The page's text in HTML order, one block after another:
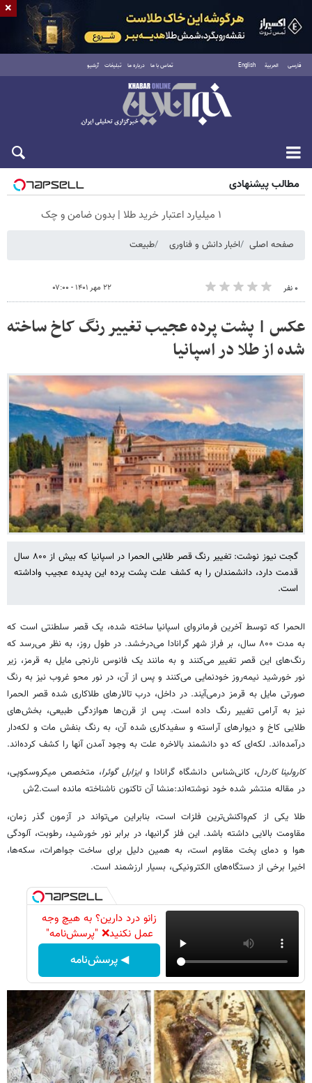
فارسی العربية English تماس با ما درباره ما تبلیغات آرشیو
پنجشنبه ۱۵ مرداد ۱۴۰۵
مطالب پیشنهادی
۱ میلیارد اعتبار خرید طلا | بدون ضامن و چک
صفحه اصلی اخبار دانش و فناوری طبیعت
۰ نفر ۲۲ مهر ۱۴۰۱ - ۰۷:۰۰
عکس | پشت پرده عجیب تغییر رنگ کاخ ساخته
شده از طلا در اسپانیا
گجت نیوز نوشت: تغییر رنگ قصر طلایی الحمرا در اسپانیا که بیش از ۸۰۰ سال
قدمت دارد، دانشمندان را به کشف علت پشت پرده این پدیده عجیب واداشته
است.
الحمرا که توسط آخرین فرمانروای اسپانیا ساخته شده، یک قصر سلطنتی است که
به مدت ۸۰۰ سال، بر فراز شهر گرانادا می‌درخشد. در طول روز، به نظر می‌رسد که
رنگ‌های این قصر تغییر می‌کنند و به مانند یک فانوس نارنجی مایل به قرمز، زیر
نور خورشید نیمه‌روز خودنمایی می‌کنند و پس از آن، در نور محو غروب نیز به رنگ‌
صورتی مایل به قرمز درمی‌آیند. در داخل، درب‌ تالارهای طلاکاری شده قصر الحمرا
نیز به آرامی تغییر رنگ داده است. پس از قرن‌ها هوازدگی طبیعی، بخش‌های
طلایی کاخ و دیوارهای آراسته و سفیدکاری شده آن، به رنگ بنفش مات و لکه‌دار
درآمده‌اند. لکه‌ای که دو دانشمند بالاخره علت به وجود آمدن آنها را کشف کرده‌اند.
کارولینا کاردل، کانی‌شناس دانشگاه گرانادا وایزابل گوئرا، متخصص میکروسکوپی،
در مقاله منتشر شده خود نوشته‌اند:منشا آن تاکنون ناشناخته مانده است.2ش
طلا یکی از کم‌واکنش‌ترین فلزات است، بنابراین می‌تواند در آزمون گذر زمان،
مقاومت بالایی داشته باشد. این فلز گرانبها، در برابر نور خورشید، رطوبت، آلودگی
هوا و دمای پخت مقاوم است، به همین دلیل برای ساخت جواهرات، سکه‌ها،
اخیرا برخی از دستگاه‌های الکترونیکی، بسیار ارزشمند است.
زانو درد دارین؟ به هیچ وجه
عمل نکنید❌ "پرسش‌نامه"
◀ پرسش‌نامه
×